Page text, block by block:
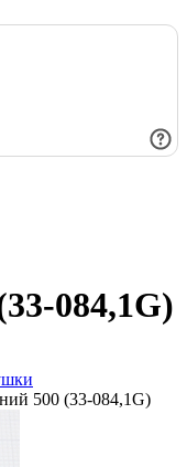
084,1G)
500 (33-084,1G)